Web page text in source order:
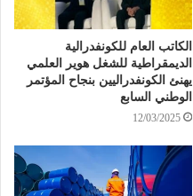
الكاتب العام للكونفدرالية
الديمقراطية للشغل هوير العلمي
يهنئ الكونفدراليين بنجاح المؤتمر
الوطني السابع
12/03/2025